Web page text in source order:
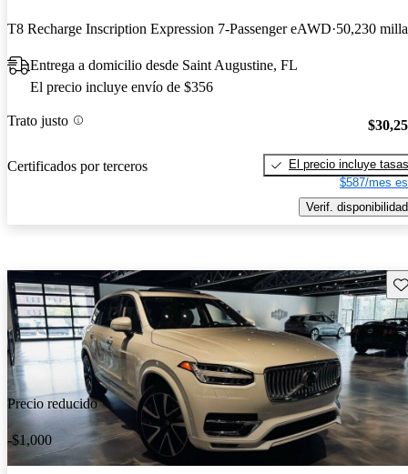
T8 Recharge Inscription Expression 7-Passenger eAWD 50,230
Entrega a domicilio desde Saint Augustine, FL
El precio incluye envío de $356
Trato justo
Certificados por terceros
El precio incluye tasas
$587/mes
Verif. disponibilidad
Precio reducido
-$1,000